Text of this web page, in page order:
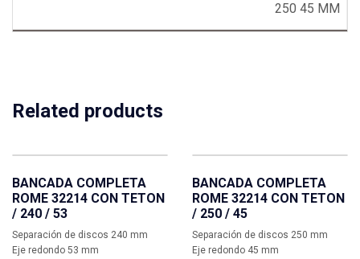
250 45 MM
Related products
BANCADA COMPLETA
ROME 32214 CON TETON
/ 240 / 53
Separación de discos 240 mm
Eje redondo 53 mm
BANCADA COMPLETA
ROME 32214 CON TETON
/ 250 / 45
Separación de discos 250 mm
Eje redondo 45 mm